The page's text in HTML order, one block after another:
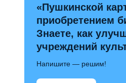
«Пушкинской
приобретением
Знаете, как
учреждений
Напишите — решим!